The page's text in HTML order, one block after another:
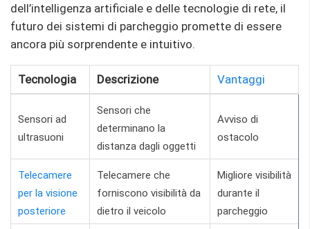
dell’intelligenza artificiale e delle tecnologie di rete, il
futuro dei sistemi di parcheggio promette di essere
ancora più sorprendente e intuitivo.
Tecnologia Descrizione Vantaggi
Sensori ad
ultrasuoni
Sensori che
determinano la
distanza dagli oggetti
Avviso di
ostacolo
Telecamere
per la visione
posteriore
Telecamere che
forniscono visibilità da
dietro il veicolo
Migliore visibilità
durante il
parcheggio